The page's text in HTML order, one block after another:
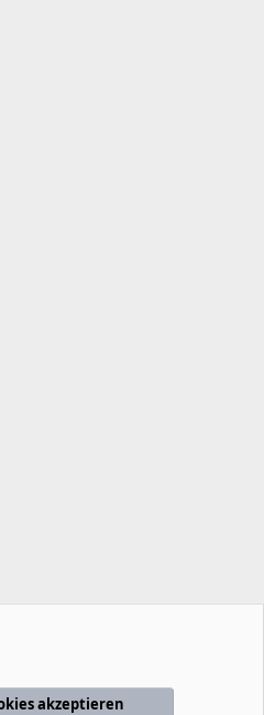
akzeptieren